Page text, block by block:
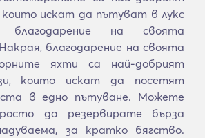
които искат да пътуват в лукс
на своята
благодарение на своята
яхти са най-добрият
които искат да посетят
в едно пътуване. Можете
да резервирате бърза
за кратко бягство.